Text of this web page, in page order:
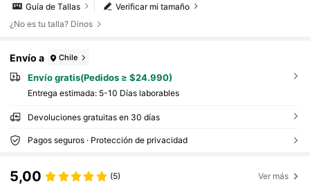
Verificar mi tamaño
Guía de Tallas
¿No es tu talla? Dinos
Envío a Chile
Envío gratis(Pedidos ≥ $24.990)
Entrega estimada: 5-10 Días laborables
Devoluciones gratuitas en 30 días
Pagos seguros · Protección de privacidad
5,00 (5) Ver más